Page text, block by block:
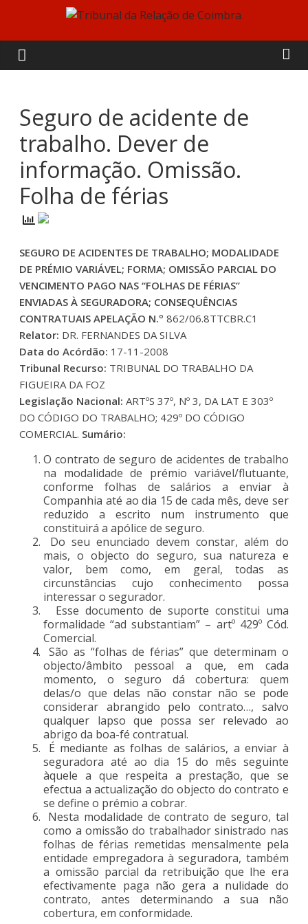
content
Tribunal
da
Relação
de
Coimbra
Seguro de acidente de
trabalho. Dever de
informação. Omissão.
Folha de férias
SEGURO DE ACIDENTES DE TRABALHO; MODALIDADE
DE PRÉMIO VARIÁVEL; FORMA; OMISSÃO PARCIAL DO
VENCIMENTO PAGO NAS “FOLHAS DE FÉRIAS”
ENVIADAS À SEGURADORA; CONSEQUÊNCIAS
CONTRATUAIS APELAÇÃO N.º 862/06.8TTCBR.C1
Relator: DR. FERNANDES DA SILVA
Data do Acórdão: 17-11-2008
Tribunal Recurso: TRIBUNAL DO TRABALHO DA
FIGUEIRA DA FOZ
Legislação Nacional: ARTºS 37º, Nº 3, DA LAT E 303º
DO CÓDIGO DO TRABALHO; 429º DO CÓDIGO
COMERCIAL. Sumário:
O contrato de seguro de acidentes de trabalho
na modalidade de prémio variável/flutuante,
conforme folhas de salários a enviar à
Companhia até ao dia 15 de cada mês, deve ser
reduzido a escrito num instrumento que
constituirá a apólice de seguro.
Do seu enunciado devem constar, além do
mais, o objecto do seguro, sua natureza e
valor, bem como, em geral, todas as
circunstâncias cujo conhecimento possa
interessar o segurador.
Esse documento de suporte constitui uma
formalidade “ad substantiam” – artº 429º Cód.
Comercial.
São as “folhas de férias” que determinam o
objecto/âmbito pessoal a que, em cada
momento, o seguro dá cobertura: quem
delas/o que delas não constar não se pode
considerar abrangido pelo contrato…, salvo
qualquer lapso que possa ser relevado ao
abrigo da boa-fé contratual.
É mediante as folhas de salários, a enviar à
seguradora até ao dia 15 do mês seguinte
àquele a que respeita a prestação, que se
efectua a actualização do objecto do contrato e
se define o prémio a cobrar.
Nesta modalidade de contrato de seguro, tal
como a omissão do trabalhador sinistrado nas
folhas de férias remetidas mensalmente pela
entidade empregadora à seguradora, também
a omissão parcial da retribuição que lhe era
efectivamente paga não gera a nulidade do
contrato, antes determinando a sua não
cobertura, em conformidade.